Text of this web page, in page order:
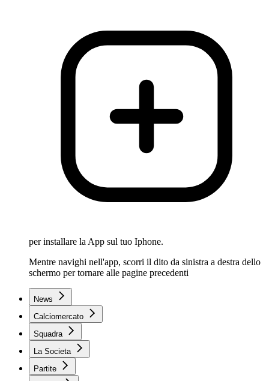
per installare la App sul tuo Iphone.
Mentre navighi nell'app, scorri il dito da sinistra a destra dello
schermo per tornare alle pagine precedenti
News
Calciomercato
Squadra
La Societa
Partite